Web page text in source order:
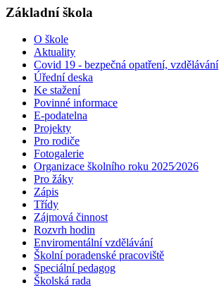
Základní škola
O škole
Aktuality
Covid 19 - bezpečná opatření, vzdělávání
Úřední deska
Ke stažení
Povinné informace
E-podatelna
Projekty
Pro rodiče
Fotogalerie
Organizace školního roku 2025⁄2026
Pro žáky
Zápis
Třídy
Zájmová činnost
Rozvrh hodin
Enviromentální vzdělávání
Školní poradenské pracoviště
Speciální pedagog
Školská rada